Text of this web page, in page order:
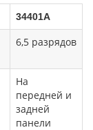
34401A
6,5 разрядов
На
передней и
задней
панели